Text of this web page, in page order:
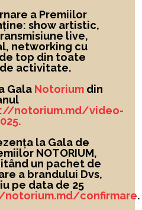
a Premiilor
show artistic,
live,
networking cu
top din toate
activitate.
Gala Notoriumdin
notorium.md/video-
la Gala de
NOTORIUM,
un pachet de
a brandului Dvs,
pe data de 25
confirmare.